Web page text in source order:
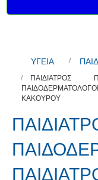
ΥΓΕΙΑ
ΠΑΙΔΙΑΤΡΟΣ
ΚΑΚΟΥΡΟΥ